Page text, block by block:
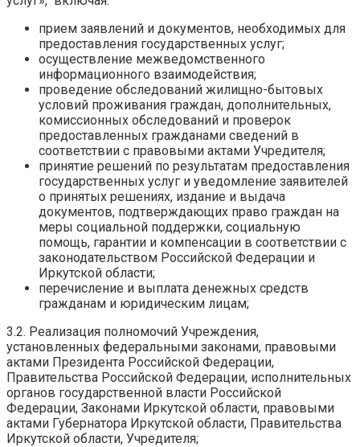
прием заявлений и документов, необходимых для
предоставления государственных услуг;
осуществление межведомственного
информационного взаимодействия;
проведение обследований жилищно-бытовых
условий проживания граждан, дополнительных,
комиссионных обследований и проверок
предоставленных гражданами сведений в
соответствии с правовыми актами Учредителя;
принятие решений по результатам предоставления
государственных услуг и уведомление заявителей
о принятых решениях, издание и выдача
документов, подтверждающих право граждан на
меры социальной поддержки, социальную
помощь, гарантии и компенсации в соответствии с
законодательством Российской Федерации и
Иркутской области;
перечисление и выплата денежных средств
гражданам и юридическим лицам;
3.2. Реализация полномочий Учреждения,
установленных федеральными законами, правовыми
актами Президента Российской Федерации,
Правительства Российской Федерации, исполнительных
органов государственной власти Российской
Федерации, Законами Иркутской области, правовыми
актами Губернатора Иркутской области, Правительства
Иркутской области, Учредителя;